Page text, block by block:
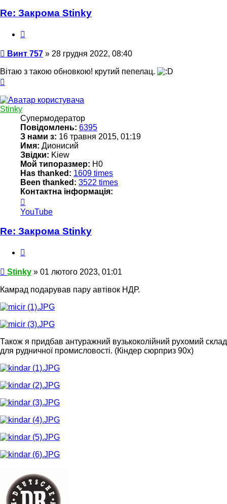
Re: Закрома Stinky
Повідомлення
Винт 757 » 28 грудня 2022, 08:40
Вітаю з такою обновкою! крутий пепелац.
Stinky
Супермодератор
Повідомлень: 6395
З нами з: 16 травня 2015, 01:19
Имя: Дионисий
Звідки: Kiew
Мой типоразмер: Н0
Has thanked: 1609 times
Been thanked: 3522 times
Контактна інформація:
інформація
користувача
Stinky
YouTube
Re: Закрома Stinky
Повідомлення
Stinky » 01 лютого 2023, 01:01
Камрад подарував пару автівок НДР.
Також я придбав антуражний вузькоколійний рухомий склад
для рудничної промисловості. (Кіндер сюрприз 90х)